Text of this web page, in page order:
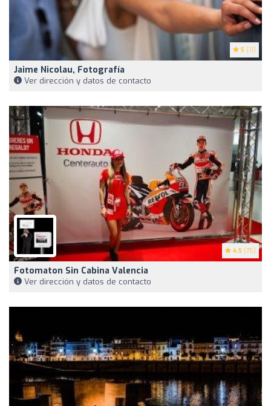
5 (11)
Jaime Nicolau, Fotografía
Ver dirección y datos de contacto
4.5 (75)
Fotomaton Sin Cabina Valencia
Ver dirección y datos de contacto